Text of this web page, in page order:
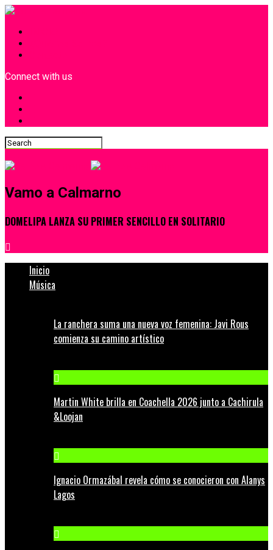
Connect with us
Vamo a Calmarno
DOMELIPA LANZA SU PRIMER SENCILLO EN SOLITARIO
Inicio
Música
La ranchera suma una nueva voz femenina: Javi Rous
comienza su camino artístico
Martin White brilla en Coachella 2026 junto a Cachirula
&Loojan
Ignacio Ormazábal revela cómo se conocieron con Alanys
Lagos